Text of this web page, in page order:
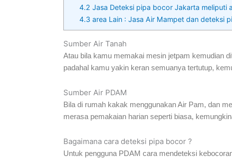
4.2 Jasa Deteksi pipa bocor Jakarta meliputi
4.3 area Lain : Jasa Air Mampet dan deteksi
Sumber Air Tanah
Atau bila kamu memakai mesin jetpam kemudian
padahal kamu yakin keran semuanya tertutup,
Sumber Air PDAM
Bila di rumah kakak menggunakan Air Pam, dan
merasa pemakaian harian seperti biasa,
Bagaimana cara deteksi pipa bocor ?
Untuk pengguna PDAM cara mendeteksi